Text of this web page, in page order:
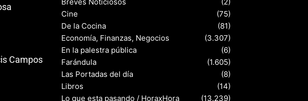
Campos
Cine
(75)
De la Cocina
(81)
Economía, Finanzas, Negocios
(3.307)
En la palestra pública
(6)
Farándula
(1.605)
Las Portadas del día
(8)
Libros
(14)
Lo que esta pasando / HoraxHora
(13.239)